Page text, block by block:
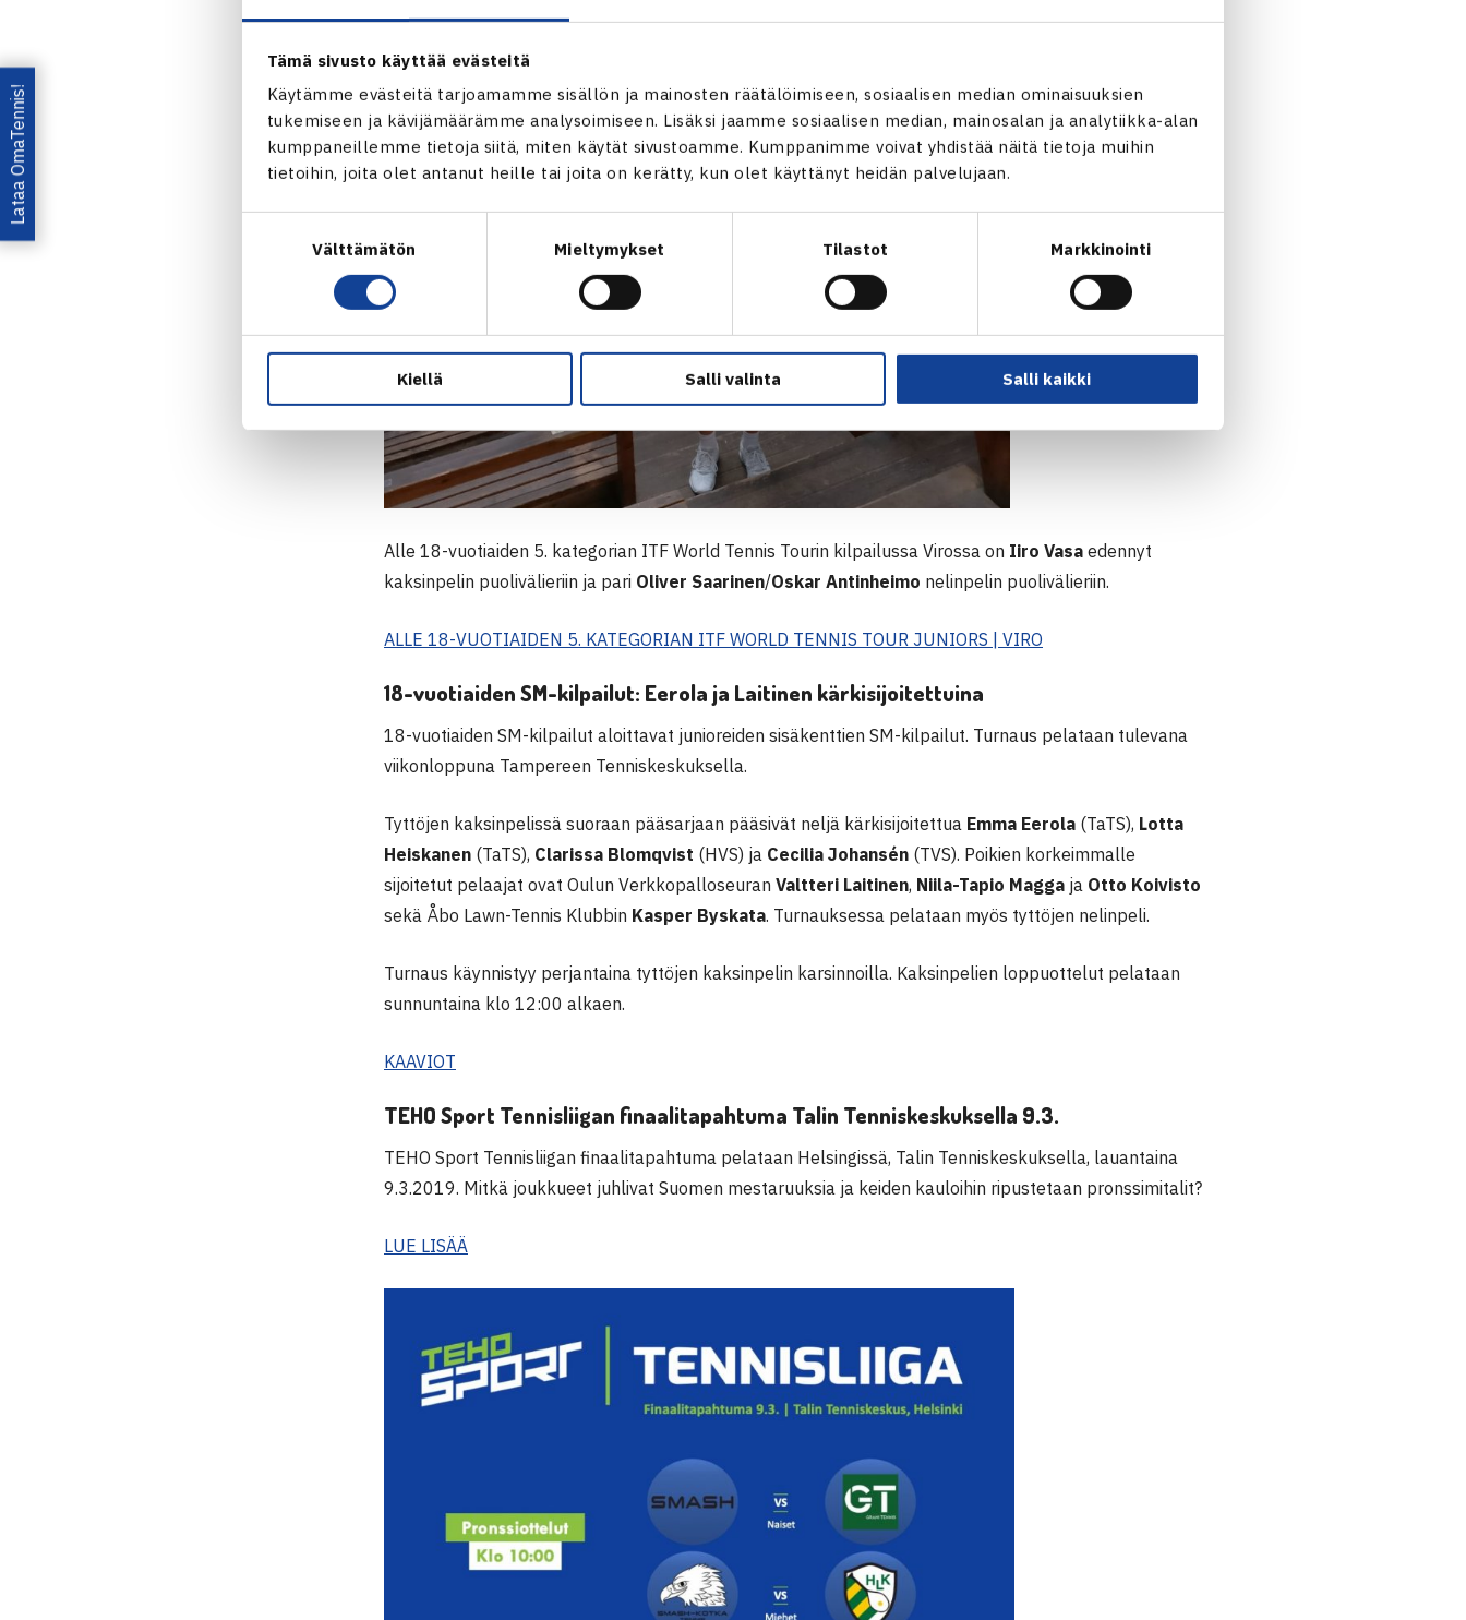
Tämä sivusto käyttää evästeitä
Käytämme evästeitä tarjoamamme sisällön ja mainosten räätälöimiseen, sosiaalisen median ominaisuuksien
tukemiseen ja kävijämäärämme analysoimiseen. Lisäksi jaamme sosiaalisen median, mainosalan ja analytiikka-alan
kumppaneillemme tietoja siitä, miten käytät sivustoamme. Kumppanimme voivat yhdistää näitä tietoja muihin
tietoihin, joita olet antanut heille tai joita on kerätty, kun olet käyttänyt heidän palvelujaan.
Välttämätön Mieltymykset Tilastot Markkinointi
Kiellä Salli valinta Salli kaikki
Alle 18-vuotiaiden 5. kategorian ITF World Tennis Tourin kilpailussa Virossa on Iiro Vasa edennyt
kaksinpelin puolivälieriin ja pari Oliver Saarinen/Oskar Antinheimo nelinpelin puolivälieriin.
ALLE 18-VUOTIAIDEN 5. KATEGORIAN ITF WORLD TENNIS TOUR JUNIORS | VIRO
18-vuotiaiden SM-kilpailut: Eerola ja Laitinen kärkisijoitettuina
18-vuotiaiden SM-kilpailut aloittavat junioreiden sisäkenttien SM-kilpailut. Turnaus pelataan tulevana
viikonloppuna Tampereen Tenniskeskuksella.
Tyttöjen kaksinpelissä suoraan pääsarjaan pääsivät neljä kärkisijoitettua Emma Eerola (TaTS), Lotta
Heiskanen (TaTS), Clarissa Blomqvist (HVS) ja Cecilia Johansén (TVS). Poikien korkeimmalle
sijoitetut pelaajat ovat Oulun Verkkopalloseuran Valtteri Laitinen, Niila-Tapio Magga ja Otto Koivisto
sekä Åbo Lawn-Tennis Klubbin Kasper Byskata. Turnauksessa pelataan myös tyttöjen nelinpeli.
Turnaus käynnistyy perjantaina tyttöjen kaksinpelin karsinnoilla. Kaksinpelien loppuottelut pelataan
sunnuntaina klo 12:00 alkaen.
KAAVIOT
TEHO Sport Tennisliigan finaalitapahtuma Talin Tenniskeskuksella 9.3.
TEHO Sport Tennisliigan finaalitapahtuma pelataan Helsingissä, Talin Tenniskeskuksella, lauantaina
9.3.2019. Mitkä joukkueet juhlivat Suomen mestaruuksia ja keiden kauloihin ripustetaan pronssimitalit?
LUE LISÄÄ
Lataa OmaTennis!